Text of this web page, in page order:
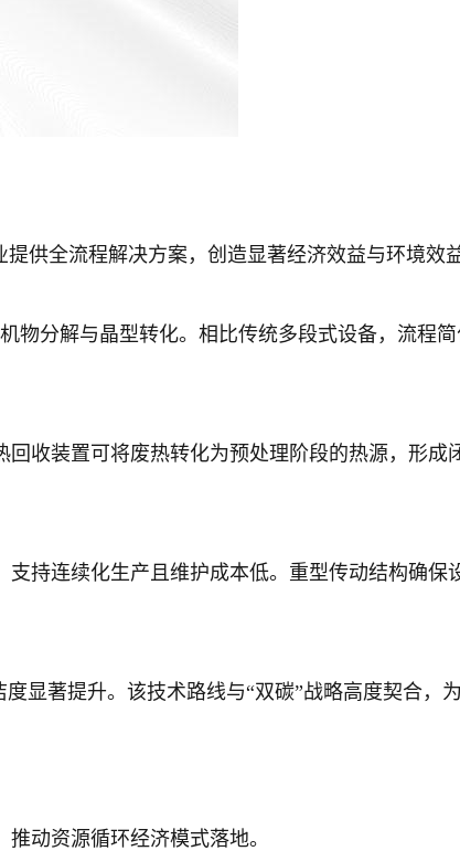
供全流程解决方案，创造显著经济效益与环境效益
物分解与晶型转化。相比传统多段式设备，流程
收装置可将废热转化为预处理阶段的热源，形成
持连续化生产且维护成本低。重型传动结构确保
显著提升。该技术路线与“双碳”战略高度契合，
动资源循环经济模式落地。